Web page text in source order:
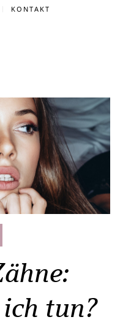
KONTAKT
tun?